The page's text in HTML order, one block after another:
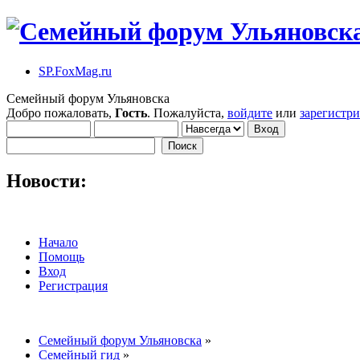
SP.FoxMag.ru
Семейный форум Ульяновска
Добро пожаловать, Гость. Пожалуйста, войдите или
Новости:
Начало
Помощь
Вход
Регистрация
Семейный форум Ульяновска »
Семейный гид »